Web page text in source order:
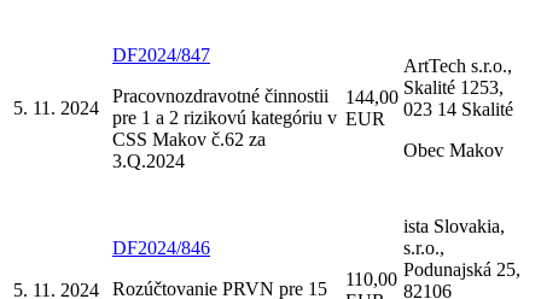
5. 11. 2024
DF2024/847
Pracovnozdravotné činnostii
pre 1 a 2 rizikovú kategóriu v
CSS Makov č.62 za
3.Q.2024
144,00
EUR
ArtTech s.r.o.,
Skalité 1253,
023 14 Skalité
Obec Makov
5. 11. 2024
DF2024/846
Rozúčtovanie PRVN pre 15
110,00
ista Slovakia,
s.r.o.,
Podunajská 25,
82106